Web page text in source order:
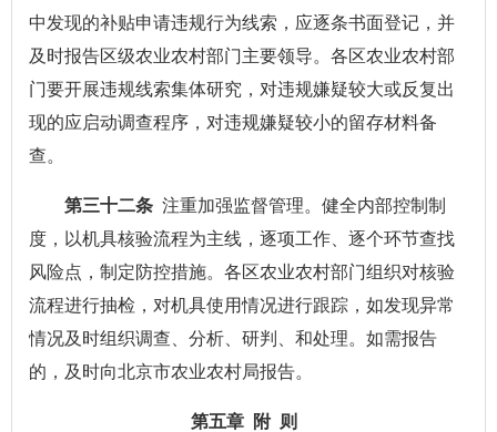
中发现的补贴申请违规行为线索，应逐条书面登记，并
及时报告区级农业农村部门主要领导。各区农业农村部
门要开展违规线索集体研究，对违规嫌疑较大或反复出
现的应启动调查程序，对违规嫌疑较小的留存材料备
查。
第三十二条 注重加强监督管理。健全内部控制制
度，以机具核验流程为主线，逐项工作、逐个环节查找
风险点，制定防控措施。各区农业农村部门组织对核验
流程进行抽检，对机具使用情况进行跟踪，如发现异常
情况及时组织调查、分析、研判、和处理。如需报告
的，及时向北京市农业农村局报告。
第五章 附 则